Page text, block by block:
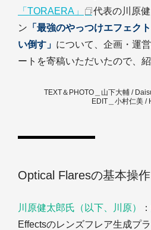
「TORAERA」
代表の川原
ン 「最強のやっつけエフェク
い倒す」 について、企画・運
ートを寄稿いただいたので、紹
TEXT＆PHOTO＿山下大輔 /
EDIT＿小村仁美 /
Optical Flaresの基本操作
川原健太郎氏（以下、川原） ：
Effectsのレンズフレア生成プ